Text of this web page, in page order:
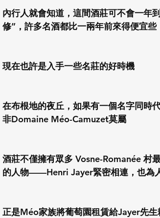
內行人就會知道，這間酒莊可不會一年
修”，許多名酒都比一兩年前來得便宜些
現在也許是入手一些名莊的好時機
在布根地的夜丘，如果有一個名字同時
非Domaine Méo-Camuzet莫屬
酒莊不僅擁有眾多 Vosne-Romanée 村
的人物——Henri Jayer緊密相連，也為
正是Méo家族將葡萄園租賃給Jayer先